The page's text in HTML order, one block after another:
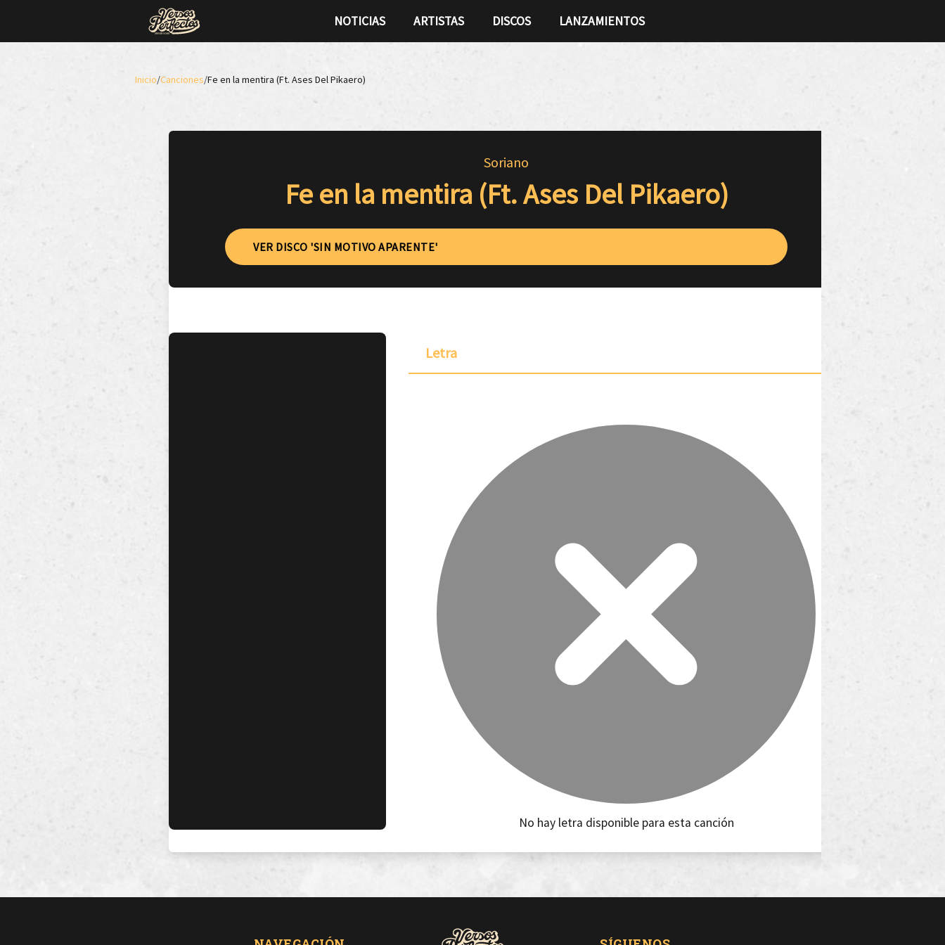
NOTICIAS ARTISTAS DISCOS LANZAMIENTOS
Inicio/Canciones/Fe en la mentira (Ft. Ases Del Pikaero)
Soriano
Fe en la mentira (Ft. Ases Del Pikaero)
VER DISCO 'SIN MOTIVO APARENTE'
Letra
No hay letra disponible para esta canción